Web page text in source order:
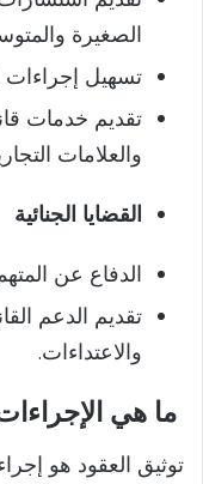
الصغيرة
تسهيل إجراءات
تقديم خدمات
والعلامات
القضايا الجنائية
الدفاع عن
تقديم الدعم
والاعتداءات.
ما هي
توثيق العقود هو